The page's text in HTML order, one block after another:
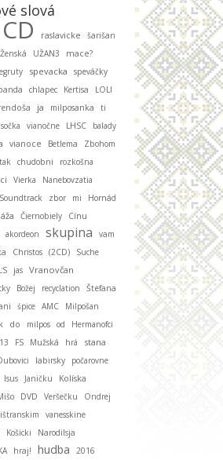
slová
CD raslavicke
šarišan
Ženská UŽAN3
mace?
spevacka
speváčky
chlapec Kertisa
LOLI
ja milposanka
ti
vianočne LHSC balady
vianoce Betlema
Zbohom
tak chudobni rozkošna
Vierka
Nanebovzatia
Soundtrack zbor mi
Hornád
Čiernobiely
Cínu
akordeon skupina vam
Christos (2CD) Suche
ĽS jas Vranovčan
Božej recyclation
Štefana
śpice AMC
Milpošan
do milpos od
Hermanofci
FS Mužská hrá stana
labirsky počarovne
Isus Janičku
Kolíska
DVD Veršečku
Ondrej
vanesskine
Košicki
Narodilsja
hraj! hudba
2016